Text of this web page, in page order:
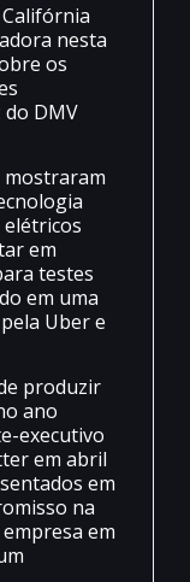
nesta
os
DMV
mostraram
em
testes
em uma
Uber e
produzir
ano
executivo
em abril
em
na
em